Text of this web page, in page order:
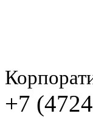
+7